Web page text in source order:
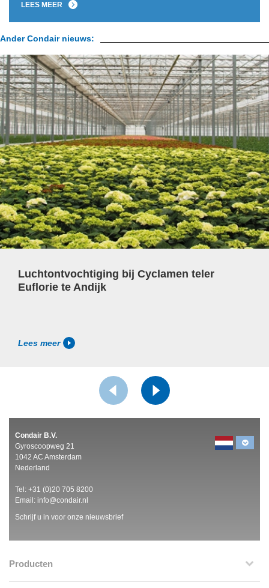
LEES MEER
Ander Condair nieuws:
Luchtontvochtiging bij Cyclamen teler
Euflorie te Andijk
Lees meer
Condair B.V.
Gyroscoopweg 21
1042 AC Amsterdam
Nederland
Tel: +31 (0)20 705 8200
Email: info@condair.nl
Schrijf u in voor onze nieuwsbrief
Producten